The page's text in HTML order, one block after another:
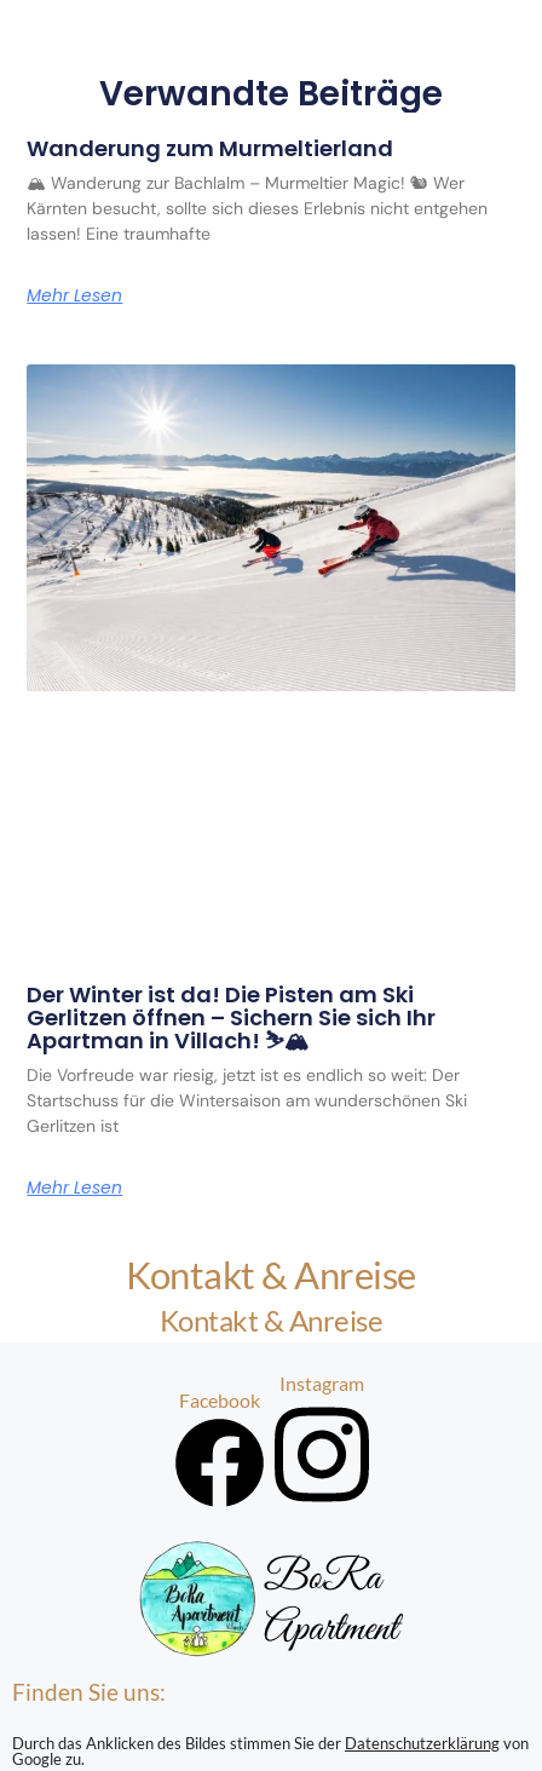
Verwandte Beiträge
Wanderung zum Murmeltierland
🏔️ Wanderung zur Bachlalm – Murmeltier Magic! 🐿️ Wer
Kärnten besucht, sollte sich dieses Erlebnis nicht entgehen
lassen! Eine traumhafte
Mehr Lesen
Der Winter ist da! Die Pisten am Ski
Gerlitzen öffnen – Sichern Sie sich Ihr
Apartman in Villach! ⛷️🏔️
Die Vorfreude war riesig, jetzt ist es endlich so weit: Der
Startschuss für die Wintersaison am wunderschönen Ski
Gerlitzen ist
Mehr Lesen
Kontakt & Anreise
Kontakt & Anreise
Facebook
Instagram
Finden Sie uns:
Durch das Anklicken des Bildes stimmen Sie der Datenschutzerklärungvon
Google zu.